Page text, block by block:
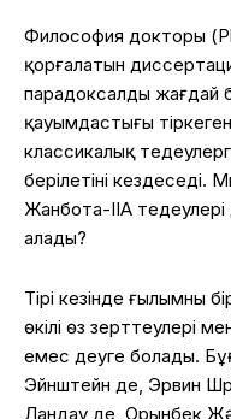
Философия докторы
қорғалатын
парадоксалды жағдай
қауымдастығы
классикалық
берілетіні
Жанбота-IIA теңдеулері
алады?
Тірі кезінде ғылымның
өкілі өз зерттеулері
емес деуге болады.
Эйнштейн де, Эрвин
Ландау де, Орынбек